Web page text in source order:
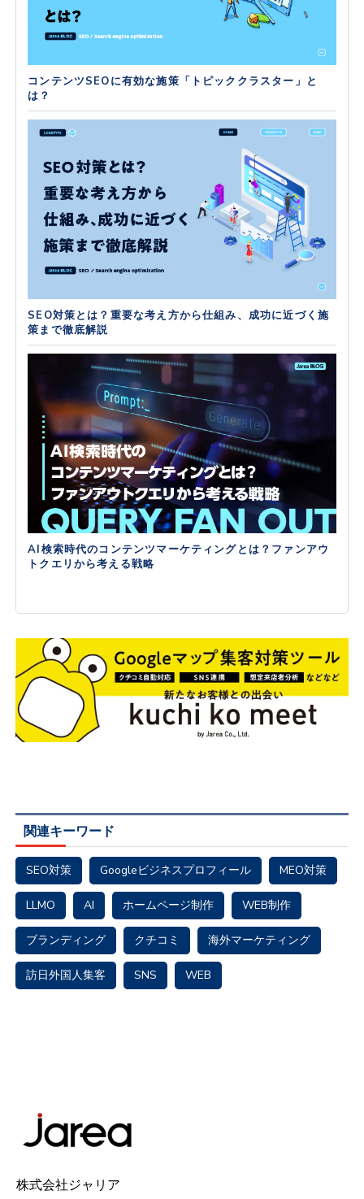
コンテンツSEOに有効な施策「トピッククラスター」と
は？
SEO対策とは？重要な考え方から仕組み、成功に近づく施
策まで徹底解説
AI検索時代のコンテンツマーケティングとは？ファンアウ
トクエリから考える戦略
関連キーワード
SEO対策 Googleビジネスプロフィール MEO対策
LLMO AI ホームページ制作 WEB制作
ブランディング クチコミ 海外マーケティング
訪日外国人集客 SNS WEB
株式会社ジャリア